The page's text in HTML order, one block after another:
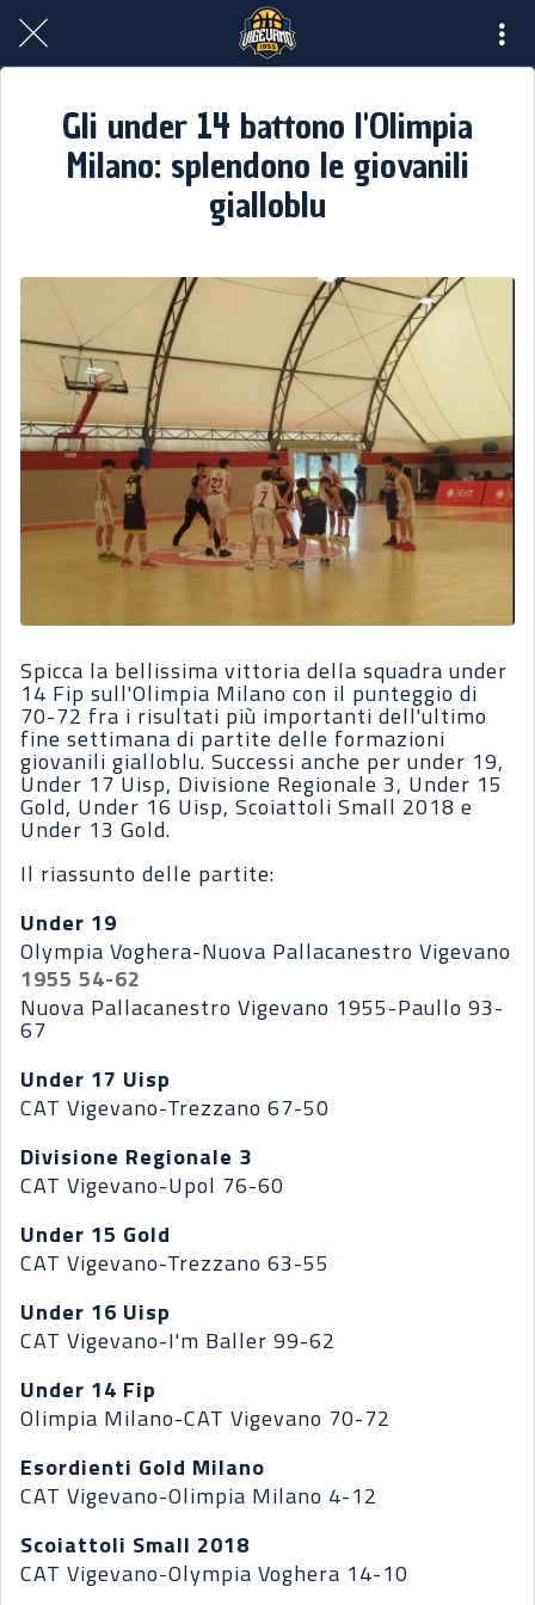
Gli under 14 battono l'Olimpia
Milano: splendono le giovanili
gialloblu
Spicca la bellissima vittoria della squadra under
14 Fip sull'Olimpia Milano con il punteggio di
70-72 fra i risultati più importanti dell'ultimo
fine settimana di partite delle formazioni
giovanili gialloblu. Successi anche per under 19,
Under 17 Uisp, Divisione Regionale 3, Under 15
Gold, Under 16 Uisp, Scoiattoli Small 2018 e
Under 13 Gold.
Il riassunto delle partite:
Under 19
Olympia Voghera-Nuova Pallacanestro Vigevano
1955 54-62
Nuova Pallacanestro Vigevano 1955-Paullo 93-
67
Under 17 Uisp
CAT Vigevano-Trezzano 67-50
Divisione Regionale 3
CAT Vigevano-Upol 76-60
Under 15 Gold
CAT Vigevano-Trezzano 63-55
Under 16 Uisp
CAT Vigevano-I'm Baller 99-62
Under 14 Fip
Olimpia Milano-CAT Vigevano 70-72
Esordienti Gold Milano
CAT Vigevano-Olimpia Milano 4-12
Scoiattoli Small 2018
CAT Vigevano-Olympia Voghera 14-10